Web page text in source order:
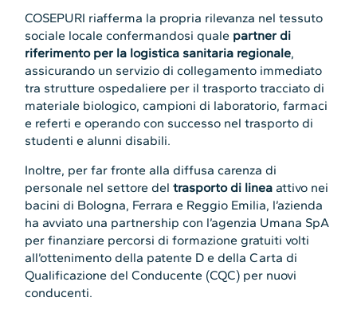
COSEPURI riafferma la propria rilevanza nel tessuto
sociale locale confermandosi quale partner di
riferimento per la logistica sanitaria regionale,
assicurando un servizio di collegamento immediato
tra strutture ospedaliere per il trasporto tracciato di
materiale biologico, campioni di laboratorio, farmaci
e referti e operando con successo nel trasporto di
studenti e alunni disabili.
Inoltre, per far fronte alla diffusa carenza di
personale nel settore deltrasporto di linea attivo nei
bacini di Bologna, Ferrara e Reggio Emilia, l’azienda
ha avviato una partnership con l’agenzia Umana SpA
per finanziare percorsi di formazione gratuiti volti
all’ottenimento della patente D e della Carta di
Qualificazione del Conducente (CQC) per nuovi
conducenti.